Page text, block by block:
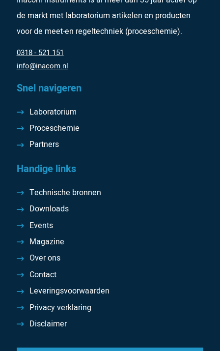
de markt met laboratorium artikelen en producten
voor de meet-en regeltechniek (proceschemie).
0318 - 521 151
info@inacom.nl
Snel navigeren
Laboratorium
Proceschemie
Partners
Handige links
Technische bronnen
Downloads
Events
Magazine
Over ons
Contact
Leveringsvoorwaarden
Privacy verklaring
Disclaimer